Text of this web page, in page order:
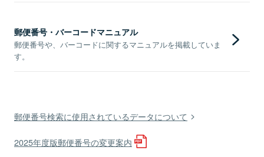
郵便番号・バーコードマニュアル
郵便番号や、バーコードに関するマニュアルを掲載していま
す。
郵便番号検索に使用されているデータについて
2025年度版郵便番号の変更案内